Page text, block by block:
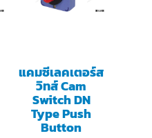
แคมซีเลคเตอร์ส
วิทส์ Cam
Switch DN
Type Push
Button